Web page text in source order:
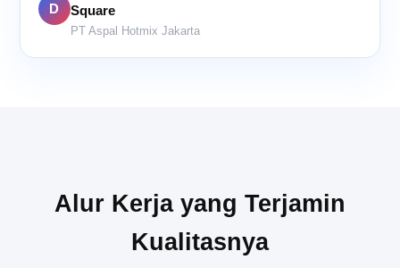
D
Square
PT Aspal Hotmix Jakarta
Alur Kerja yang Terjamin
Kualitasnya